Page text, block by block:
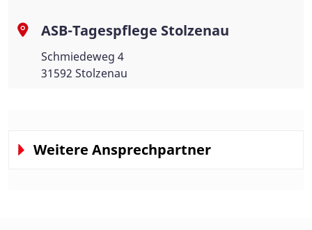
ASB-Tagespflege Stolzenau
Schmiedeweg 4
31592 Stolzenau
Weitere Ansprechpartner